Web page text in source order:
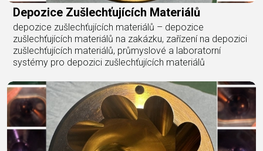
Depozice Zušlechťujících Materiálů
depozice zušlechťujících materiálů – depozice
zušlechťujících materiálů na zakázku, zařízení na depozici
zušlechťujících materiálů, průmyslové a laboratorní
systémy pro depozici zušlechťujících materiálů